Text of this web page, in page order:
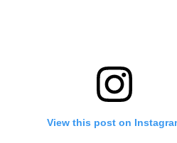
View this post on